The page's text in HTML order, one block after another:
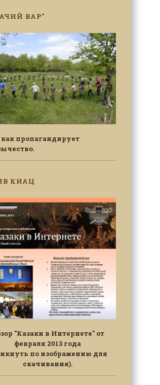
ВАР"
как пропагандирует
КИАЦ
"Казаки в Интернете" от
февраля 2013 года
по изображению для
скачивания).